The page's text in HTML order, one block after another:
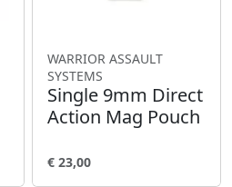
WARRIOR ASSAULT
SYSTEMS
Single 9mm Direct
Action Mag Pouch
€ 23,00